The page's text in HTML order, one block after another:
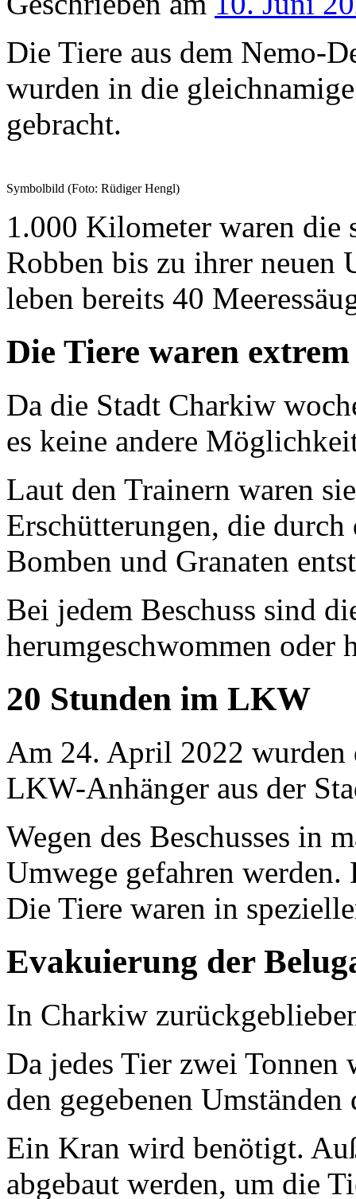
Die Tiere aus dem Nemo-
wurden in die
gebracht.
Symbolbild (Foto: Rüdiger Hengl)
1.000 Kilometer waren die
Robben bis zu ihrer neuen
leben bereits 40
Die Tiere waren
Da die Stadt Charkiw
es keine andere
Laut den Trainern waren
Erschütterungen, die
Bomben und Granaten
Bei jedem Beschuss sind
herumgeschwommen oder
20 Stunden im LKW
Am 24. April 2022 wurden
LKW-Anhänger aus der
Wegen des Beschusses in
Umwege gefahren
Die Tiere waren in
Evakuierung der
In Charkiw
Da jedes Tier zwei
den gegebenen
Ein Kran wird benötigt.
abgebaut werden, um die